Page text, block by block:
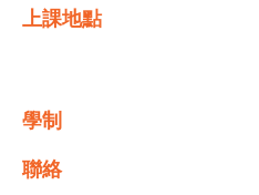
上課地點
學制
聯絡